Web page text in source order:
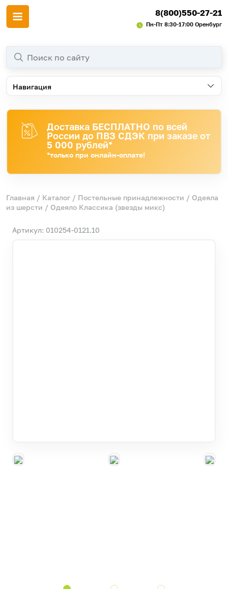
8(800)550-27-21
Пн-Пт 8:30-17:00 Оренбург
Навигация
Доставка БЕСПЛАТНО по всей
России до ПВЗ СДЭК при заказе от
5 000 рублей*
*только при онлайн-оплате!
Главная / Каталог / Постельные принадлежности / Одеяла
из шерсти / Одеяло Классика (звезды микс)
Артикул: 010254-0121.10